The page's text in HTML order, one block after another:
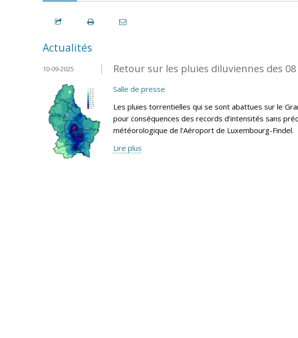
Actualités
Retour sur les pluies diluviennes des
10-09-2025
Salle de presse
Les pluies torrentielles qui se sont abattues sur le
pour conséquences des records d’intensités sans
météorologique de l’Aéroport de Luxembourg-Findel.
Lire plus